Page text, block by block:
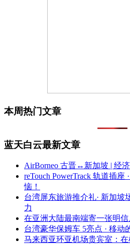
本周热门文章
蓝天白云最新文章
AirBorneo 古晋↔新加坡 | 经
reTouch PowerTrack 轨道插
恼！
台湾屏东旅游推介礼· 新加坡
力
在亚洲大陆最南端寄一张明信
台湾豪华保姆车 5亮点 · 移动
马来西亚环亚机场贵宾室：